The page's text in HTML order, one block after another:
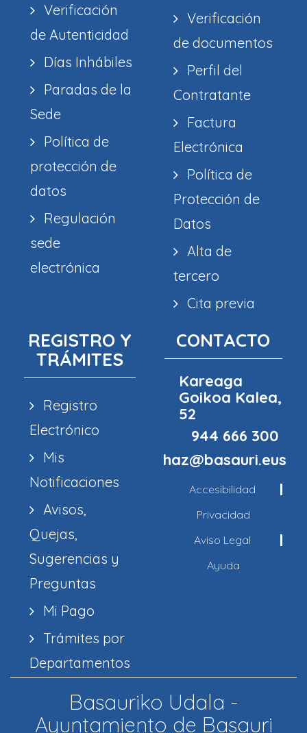
Verificación
de Autenticidad
Días Inhábiles
Paradas de la
Sede
Política de
protección de
datos
Regulación
sede
electrónica
Verificación
de documentos
Perfil del
Contratante
Factura
Electrónica
Política de
Protección de
Datos
Alta de
tercero
Cita previa
REGISTRO Y
TRÁMITES
Registro
Electrónico
Mis
Notificaciones
Avisos,
Quejas,
Sugerencias y
Preguntas
Mi Pago
Trámites por
Departamentos
CONTACTO
Kareaga
Goikoa Kalea,
52
944 666 300
haz@basauri.eus
Accesibilidad
Privacidad
Aviso Legal
Ayuda
Basauriko Udala -
Ayuntamiento de Basauri